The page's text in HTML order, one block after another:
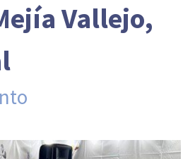
Vallejo,